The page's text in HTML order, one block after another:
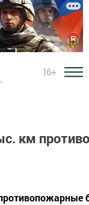
16+
км